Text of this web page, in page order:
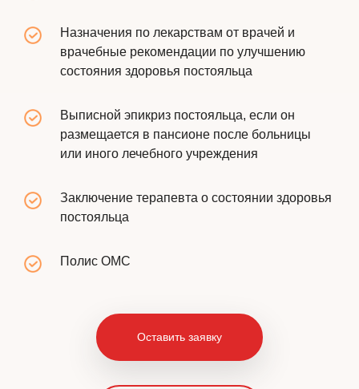
Назначения по лекарствам от врачей и
врачебные рекомендации по улучшению
состояния здоровья постояльца
Выписной эпикриз постояльца, если он
размещается в пансионе после больницы
или иного лечебного учреждения
Заключение терапевта о состоянии здоровья
постояльца
Полис ОМС
Оставить заявку